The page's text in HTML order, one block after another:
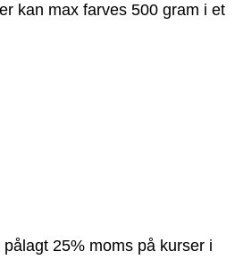
kan max farves 500 gram i et
25% moms på kurser i